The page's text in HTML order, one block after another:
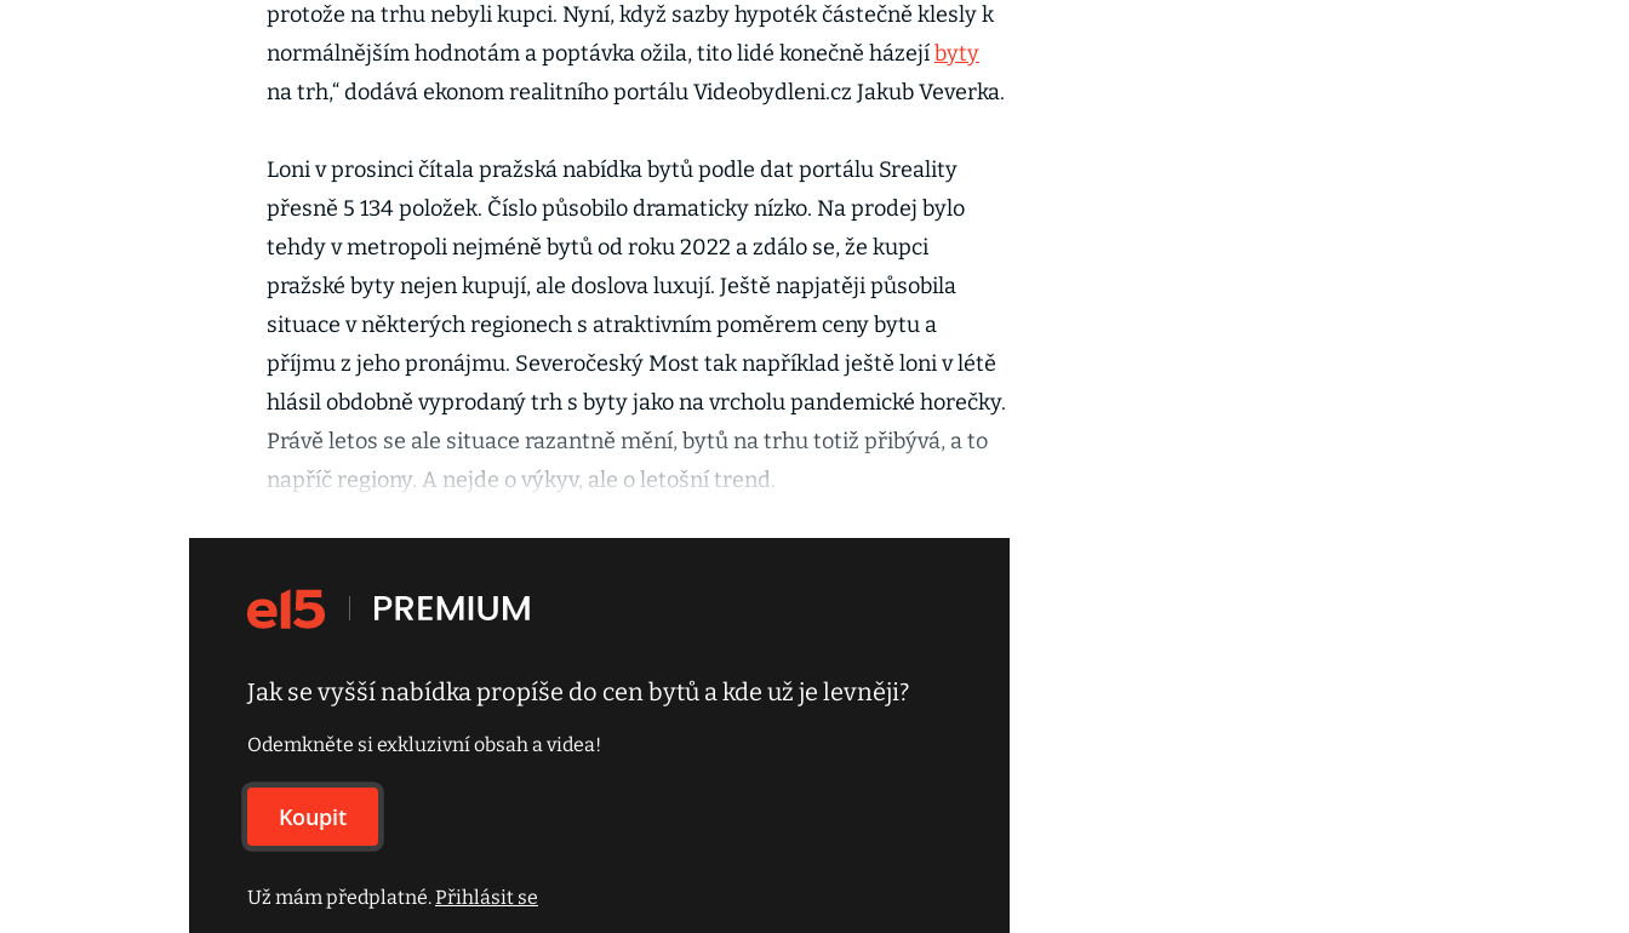
protože na trhu nebyli kupci. Nyní, když sazby hypoték částečně klesly k
normálnějším hodnotám a poptávka ožila, tito lidé konečně házejíbyty
na trh,“ dodává ekonom realitního portálu Videobydleni.cz Jakub Veverka.
Loni v prosinci čítala pražská nabídka bytů podle dat portálu Sreality
přesně 5 134 položek. Číslo působilo dramaticky nízko. Na prodej bylo
tehdy v metropoli nejméně bytů od roku 2022 a zdálo se, že kupci
pražské byty nejen kupují, ale doslova luxují. Ještě napjatěji působila
situace v některých regionech s atraktivním poměrem ceny bytu a
příjmu z jeho pronájmu. Severočeský Most tak například ještě loni v létě
hlásil obdobně vyprodaný trh s byty jako na vrcholu pandemické horečky.
Právě letos se ale situace razantně mění, bytů na trhu totiž přibývá, a to
napříč regiony. A nejde o výkyv, ale o letošní trend.
Jak se vyšší nabídka propíše do cen bytů a kde už je levněji?
Odemkněte si exkluzivní obsah a videa!
Koupit
Už mám předplatné.Přihlásit se